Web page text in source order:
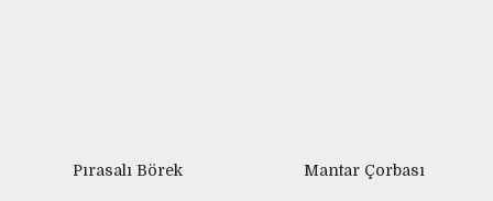
Pırasalı Börek Mantar Çorbası